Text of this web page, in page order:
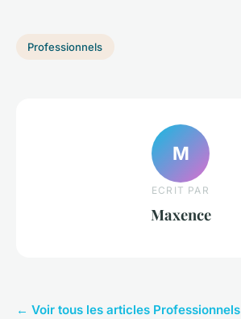
Professionnels
M
ECRIT PAR
Maxence
← Voir tous les articles Professionnels